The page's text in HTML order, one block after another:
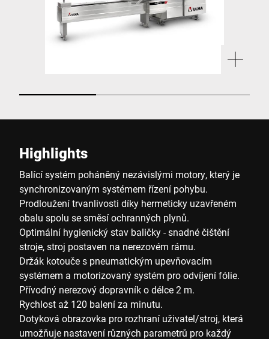
Highlights
Balící systém poháněný nezávislými motory, který je
synchronizovaným systémem řízení pohybu.
Prodloužení trvanlivosti díky hermeticky uzavřeném
obalu spolu se směsí ochranných plynů.
Optimální hygienický stav baličky - snadné čištění
stroje, stroj postaven na nerezovém rámu.
Držák kotouče s pneumatickým upevňovacím
systémem a motorizovaný systém pro odvíjení fólie.
Přívodný nerezový dopravník o délce 2 m.
Rychlost až 120 balení za minutu.
Dotyková obrazovka pro rozhraní uživatel/stroj, která
umožňuje nastavení různých parametrů pro každý